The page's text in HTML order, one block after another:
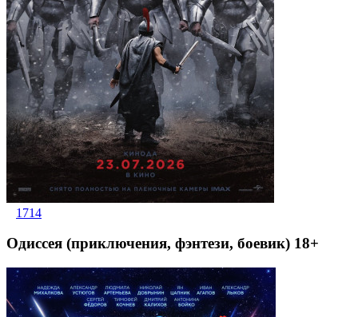
1714
Одиссея (приключения, фэнтези, боевик) 18+